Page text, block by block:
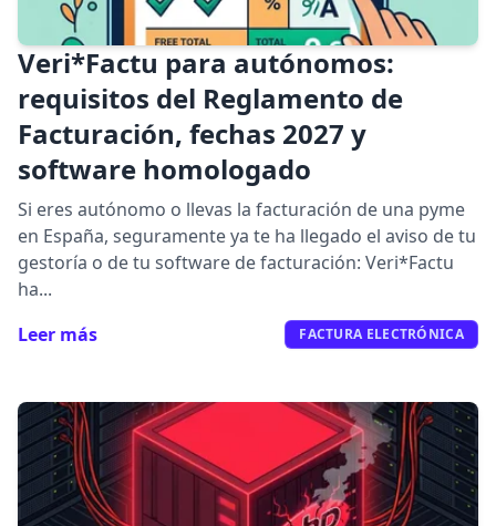
Veri*Factu para autónomos:
requisitos del Reglamento de
Facturación, fechas 2027 y
software homologado
Si eres autónomo o llevas la facturación de una pyme
en España, seguramente ya te ha llegado el aviso de tu
gestoría o de tu software de facturación: Veri*Factu
ha...
Leer más
FACTURA ELECTRÓNICA